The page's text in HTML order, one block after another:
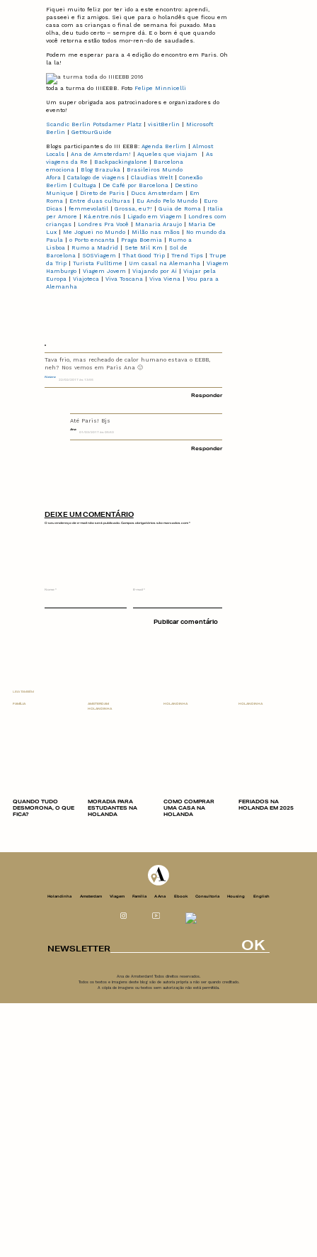
Fiquei muito feliz por ter ido a este encontro: aprendi,
passeei e fiz amigos. Sei que para o holandês que ficou em
casa com as crianças o final de semana foi puxado. Mas
olha, deu tudo certo – sempre dá. E o bom é que quando
você retorna estão todos mor-ren-do de saudades.
Podem me esperar para a 4 edição do encontro em Paris. Oh
la la!
toda a turma do IIIEEBB. Foto Felipe Minnicelli
Um super obrigada aos patrocinadores e organizadores do
evento!
Scandic Berlin Potsdamer Platz visitBerlin
Microsoft
Berlin
GetYourGuide
Blogs participantes do III EEBB: Agenda Berlim | Almost
Locals| Ana de Amsterdam! | Aqueles que viajam | As
viagens da Re | Backpackingalone | Barcelona
emociona | Blog Brazuka | Brasileiros Mundo
Afora | Catalogo de viagens| Claudias Welt| Conexão
Berlim | Cultuga | De Café por Barcelona | Destino
Munique | Direto de Paris| Ducs Amsterdam | Em
Roma | Entre duas culturas| Eu Ando Pelo Mundo| Euro
Dicas| femmevolatil | Grossa, eu?! | Guia de Roma | Italia
per Amore | Ká.entre.nós| Ligado em Viagem | Londres com
crianças| Londres Pra Você | Manaria Araujo| Maria De
Lux| Me Joguei no Mundo| Milão nas mãos| No mundo da
Paula | o Porto encanta | Praga Boemia | Rumo a
Lisboa | Rumo a Madrid | Sete Mil Km | Sol de
Barcelona | SOSViagem | That Good Trip| Trend Tips| Trupe
da Trip| Turista Fulltime | Um casal na Alemanha | Viagem
Hamburgo| Viagem Jovem | Viajando por Aí| Viajar pela
Europa | Viajoteca | Viva Toscana | Viva Viena | Vou para a
Alemanha
Naiara
22/02/2017 às 13:55
Tava frio, mas recheado de calor humano estava o EEBB,
neh? Nos vemos em Paris Ana 🙂
Responder
Ana
01/03/2017 às 05:53
Até Paris! Bjs
Responder
DEIXE UM COMENTÁRIO
O seu endereço de e-mail não será publicado. Campos obrigatórios são marcados com*
Nome* E-mail*
LEIA TAMBÉM
FAMÍLIA
QUANDO TUDO
DESMORONA, O QUE
FICA?
AMSTERDAM
HOLANDINHA
MORADIA PARA
ESTUDANTES NA
HOLANDA
HOLANDINHA
COMO COMPRAR
UMA CASA NA
HOLANDA
HOLANDINHA
FERIADOS NA
HOLANDA EM 2025
Holandinha Amsterdam Viagem Família A Ana Ebook Consultoria Housing English
NEWSLETTER OK
Ana de Amsterdam! Todos direitos reservados.
Todos os textos e imagens deste blog são de autoria própria a não ser quando creditado.
A cópia de imagens ou textos sem autorização não está permitida.